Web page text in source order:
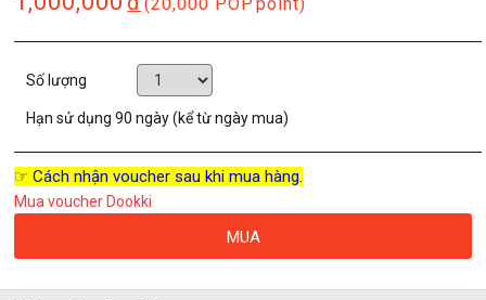
(20,000 POP point)
Số lượng
Hạn sử dụng90 ngày (kể từ ngày mua)
☞ Cách nhận voucher sau khi mua hàng.
Mua voucher Dookki
MUA